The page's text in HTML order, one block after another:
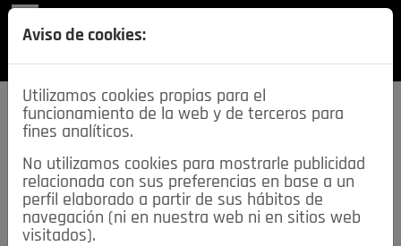
SECCIONES
descarga esta
REVISTA
Aviso de cookies:
Utilizamos cookies propias para el
funcionamiento de la web y de terceros para
fines analíticos.
No utilizamos cookies para mostrarle publicidad
relacionada con sus preferencias en base a un
perfil elaborado a partir de sus hábitos de
navegación (ni en nuestra web ni en sitios web
visitados).